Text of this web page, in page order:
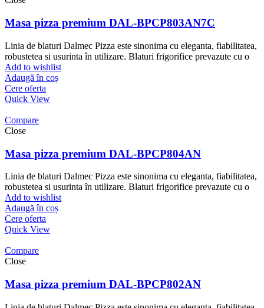
Masa pizza premium DAL-BPCP803AN7C
Linia de blaturi Dalmec Pizza este sinonima cu eleganta, fiabilitatea,
robustetea si usurinta în utilizare. Blaturi frigorifice prevazute cu o
Add to wishlist
Adaugă în coș
Cere oferta
Quick View
Compare
Close
Masa pizza premium DAL-BPCP804AN
Linia de blaturi Dalmec Pizza este sinonima cu eleganta, fiabilitatea,
robustetea si usurinta în utilizare. Blaturi frigorifice prevazute cu o
Add to wishlist
Adaugă în coș
Cere oferta
Quick View
Compare
Close
Masa pizza premium DAL-BPCP802AN